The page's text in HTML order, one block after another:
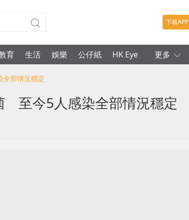
下載APP
育 生活 娛樂 公仔紙 HK Eye 更多
部情況穩定
至今5人感染全部情況穩定